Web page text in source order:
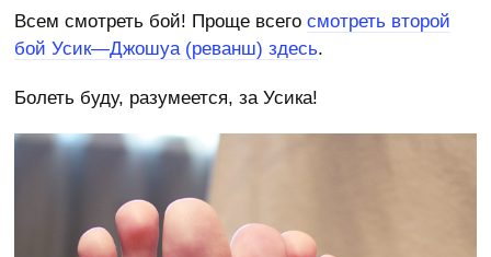
Всем смотреть бой! Проще всегосмотреть второй
бой Усик—Джошуа (реванш) здесь.
Болеть буду, разумеется, за Усика!